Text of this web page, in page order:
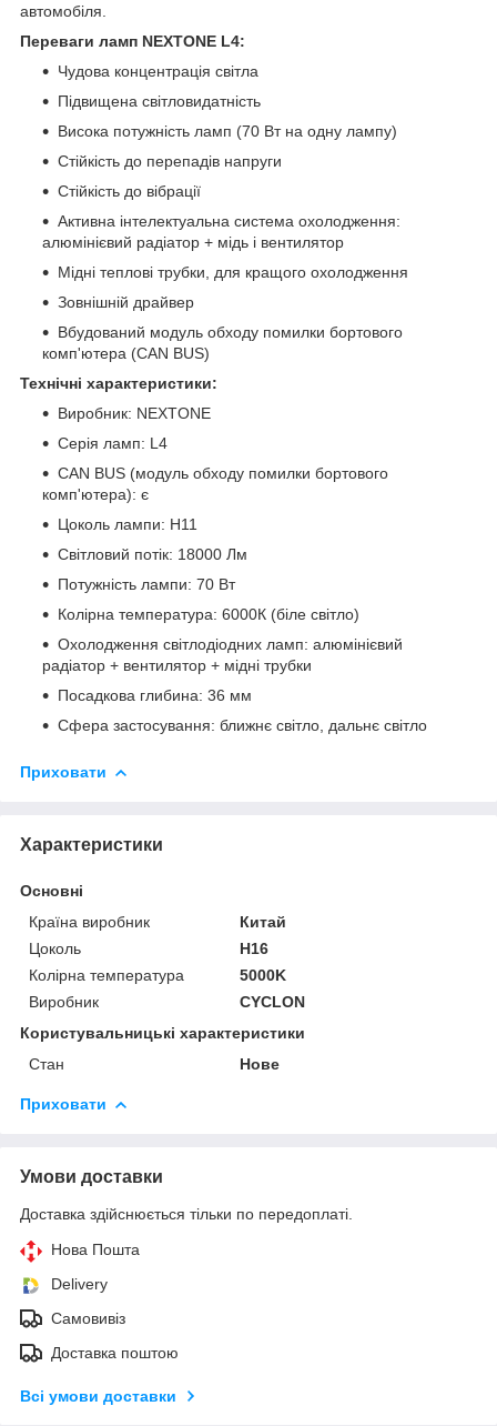
автомобіля.
Переваги ламп NEXTONE L4:
Чудова концентрація світла
Підвищена світловидатність
Висока потужність ламп (70 Вт на одну лампу)
Стійкість до перепадів напруги
Стійкість до вібрації
Активна інтелектуальна система охолодження:
алюмінієвий радіатор + мідь і вентилятор
Мідні теплові трубки, для кращого охолодження
Зовнішній драйвер
Вбудований модуль обходу помилки бортового
комп'ютера (CAN BUS)
Технічні характеристики:
Виробник: NEXTONE
Серія ламп: L4
CAN BUS (модуль обходу помилки бортового
комп'ютера): є
Цоколь лампи: H11
Світловий потік: 18000 Лм
Потужність лампи: 70 Вт
Колірна температура: 6000К (біле світло)
Охолодження світлодіодних ламп: алюмінієвий
радіатор + вентилятор + мідні трубки
Посадкова глибина: 36 мм
Сфера застосування: ближнє світло, дальнє світло
Приховати
Характеристики
Основні
Країна виробник
Китай
Цоколь
H16
Колірна температура
5000K
Виробник
CYCLON
Користувальницькі характеристики
Стан
Нове
Приховати
Умови доставки
Доставка здійснюється тільки по передоплаті.
Нова Пошта
Delivery
Самовивіз
Доставка поштою
Всі умови доставки